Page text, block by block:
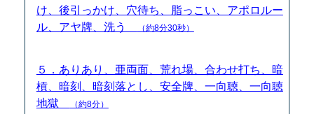
け、後引っかけ、穴待ち、脂っこい、アポロルー
ル、アヤ牌、洗う
（約8分30秒）
５．ありあり、亜両面、荒れ場、合わせ打ち、暗
槓、暗刻、暗刻落とし、安全牌、一向聴、一向聴
地獄
（約8分）